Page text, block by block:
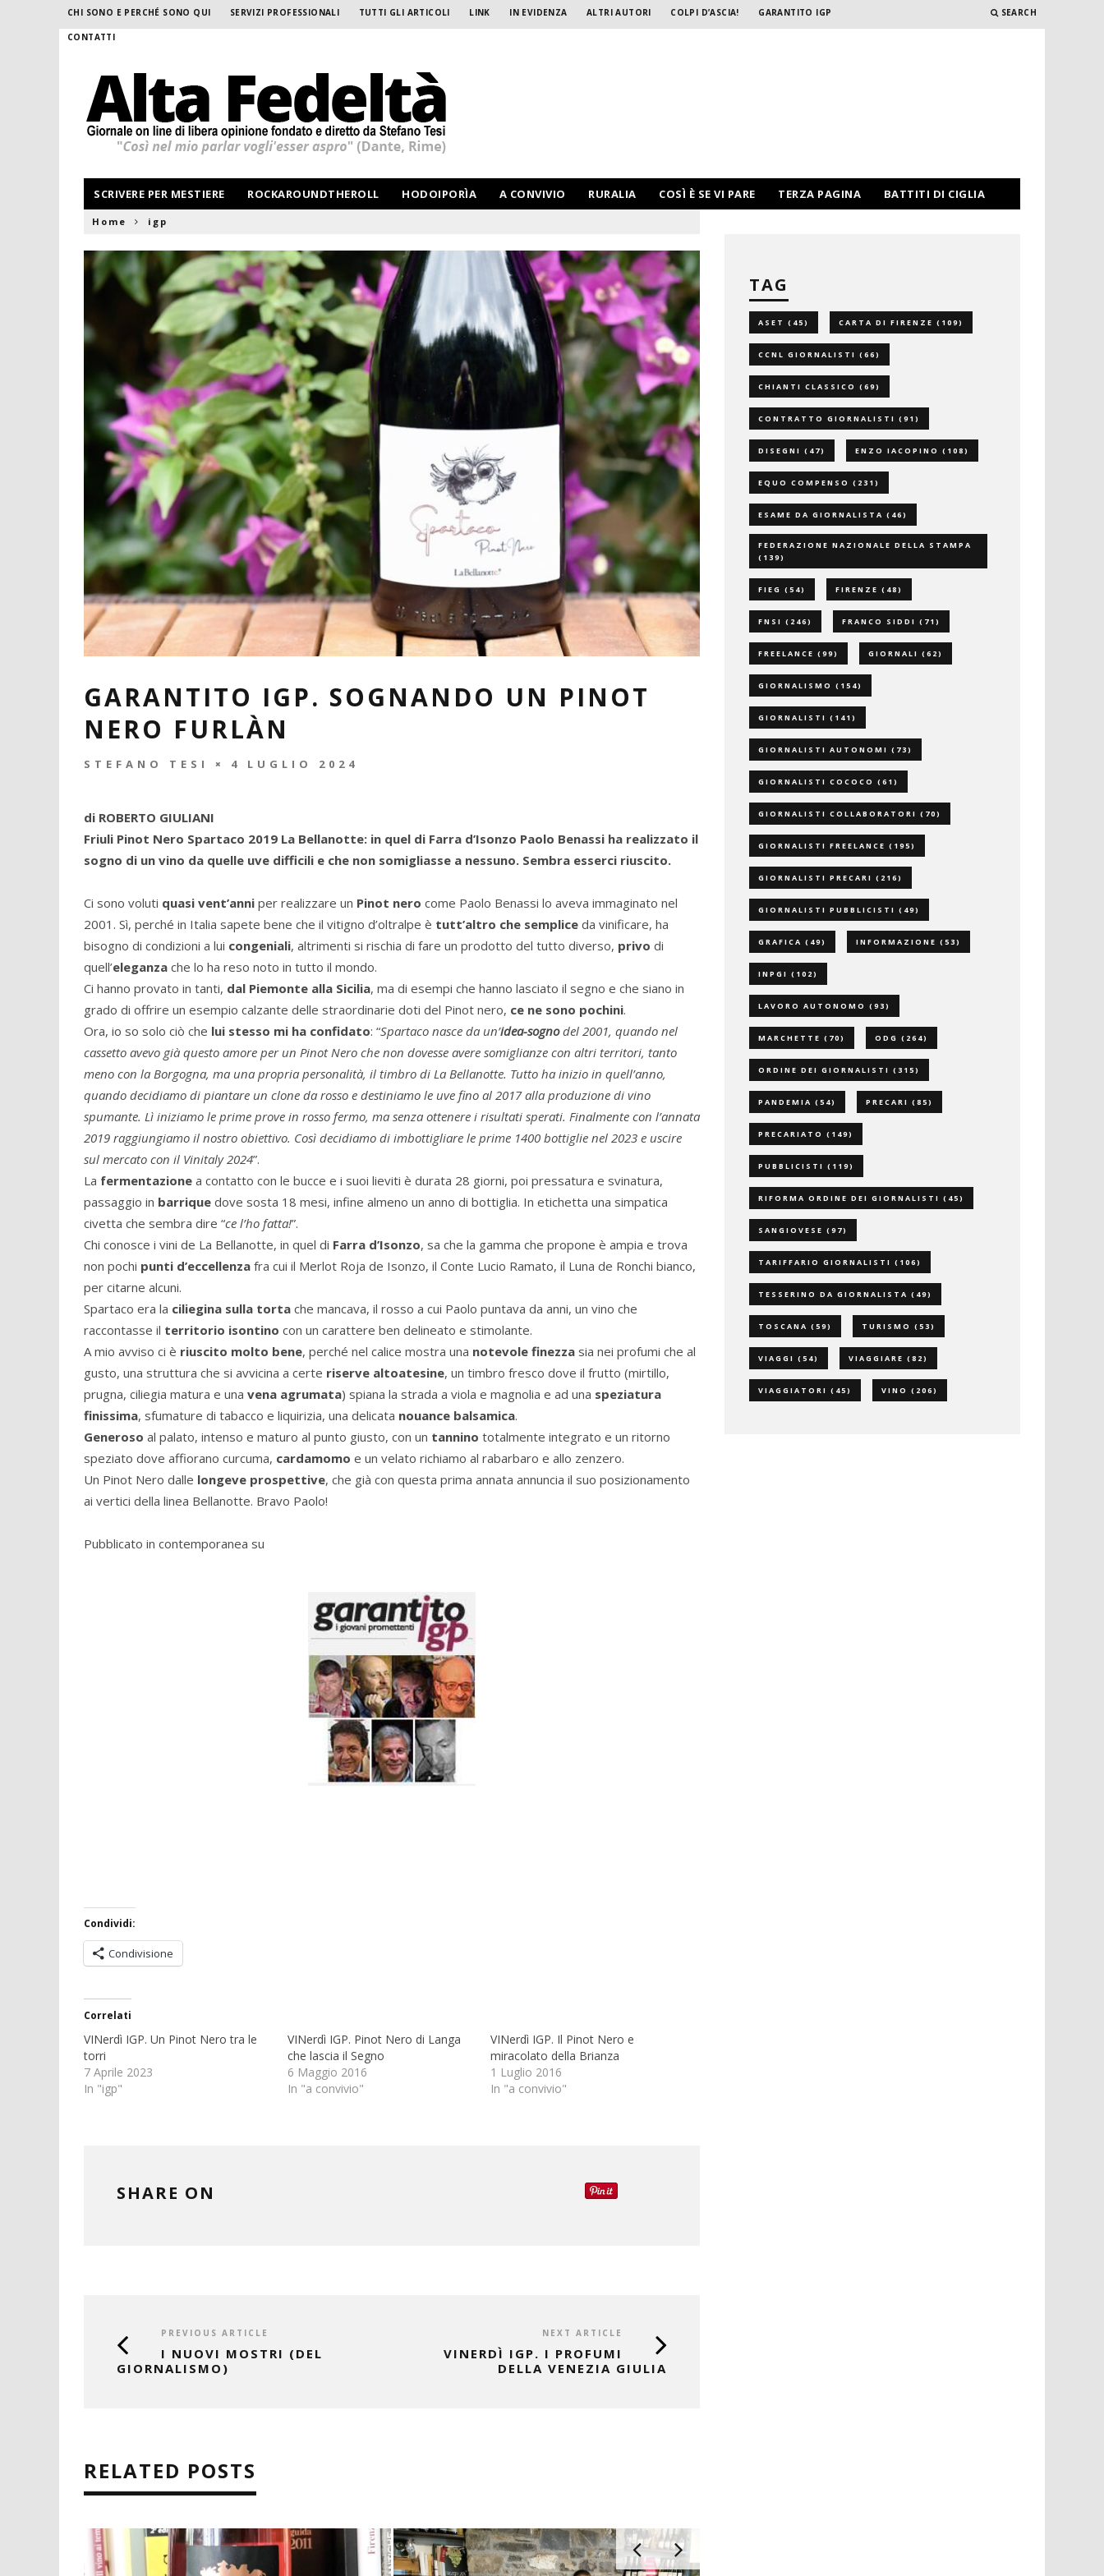
CHI SONO E PERCHÉ SONO QUI SERVIZI PROFESSIONALI TUTTI GLI ARTICOLI LINK IN EVIDENZA ALTRI AUTORI COLPI D’ASCIA! GARANTITO IGP
CONTATTI
SEARCH
SCRIVERE PER MESTIERE ROCKAROUNDTHEROLL HODOIPORÌA A CONVIVIO RURALIA COSÌ È SE VI PARE TERZA PAGINA BATTITI DI CIGLIA
Home igp
GARANTITO IGP. SOGNANDO UN PINOT
NERO FURLÀN
STEFANO TESI 4 LUGLIO 2024
di ROBERTO GIULIANI
Friuli Pinot Nero Spartaco 2019 La Bellanotte: in quel di Farra d’Isonzo Paolo Benassi ha realizzato il
sogno di un vino da quelle uve difficili e che non somigliasse a nessuno. Sembra esserci riuscito.
Ci sono voluti quasi vent’anni per realizzare un Pinot nero come Paolo Benassi lo aveva immaginato nel
2001. Sì, perché in Italia sapete bene che il vitigno d’oltralpe è tutt’altro che semplice da vinificare, ha
bisogno di condizioni a lui congeniali, altrimenti si rischia di fare un prodotto del tutto diverso, privo di
quell’eleganza che lo ha reso noto in tutto il mondo.
Ci hanno provato in tanti, dal Piemonte alla Sicilia, ma di esempi che hanno lasciato il segno e che siano in
grado di offrire un esempio calzante delle straordinarie doti del Pinot nero, ce ne sono pochini.
Ora, io so solo ciò che lui stesso mi ha confidato: “Spartaco nasce da un’idea-sognodel 2001, quando nel
cassetto avevo già questo amore per un Pinot Nero che non dovesse avere somiglianze con altri territori, tanto
meno con la Borgogna, ma una propria personalità, il timbro di La Bellanotte. Tutto ha inizio in quell’anno,
quando decidiamo di piantare un clone da rosso e destiniamo le uve fino al 2017 alla produzione di vino
spumante. Lì iniziamo le prime prove in rosso fermo, ma senza ottenere i risultati sperati. Finalmente con l’annata
2019 raggiungiamo il nostro obiettivo. Così decidiamo di imbottigliare le prime 1400 bottiglie nel 2023 e uscire
sul mercato con il Vinitaly 2024”.
La fermentazione a contatto con le bucce e i suoi lieviti è durata 28 giorni, poi pressatura e svinatura,
passaggio in barrique dove sosta 18 mesi, infine almeno un anno di bottiglia. In etichetta una simpatica
civetta che sembra dire “ce l’ho fatta!”.
Chi conosce i vini de La Bellanotte, in quel di Farra d’Isonzo, sa che la gamma che propone è ampia e trova
non pochi punti d’eccellenza fra cui il Merlot Roja de Isonzo, il Conte Lucio Ramato, il Luna de Ronchi bianco,
per citarne alcuni.
Spartaco era la ciliegina sulla torta che mancava, il rosso a cui Paolo puntava da anni, un vino che
raccontasse il territorio isontino con un carattere ben delineato e stimolante.
A mio avviso ci è riuscito molto bene, perché nel calice mostra una notevole finezza sia nei profumi che al
gusto, una struttura che si avvicina a certe riserve altoatesine, un timbro fresco dove il frutto (mirtillo,
prugna, ciliegia matura e una vena agrumata) spiana la strada a viola e magnolia e ad una speziatura
finissima, sfumature di tabacco e liquirizia, una delicata nouance balsamica.
Generoso al palato, intenso e maturo al punto giusto, con un tannino totalmente integrato e un ritorno
speziato dove affiorano curcuma, cardamomo e un velato richiamo al rabarbaro e allo zenzero.
Un Pinot Nero dalle longeve prospettive, che già con questa prima annata annuncia il suo posizionamento
ai vertici della linea Bellanotte. Bravo Paolo!
Pubblicato in contemporanea su
Condividi:
Condivisione
Correlati
VINerdì IGP. Un Pinot Nero tra le
torri
7 Aprile 2023
In "igp"
VINerdì IGP. Pinot Nero di Langa
che lascia il Segno
6 Maggio 2016
In "a convivio"
VINerdì IGP. Il Pinot Nero e
miracolato della Brianza
1 Luglio 2016
In "a convivio"
SHARE ON
PREVIOUS ARTICLE
I NUOVI MOSTRI (DEL
GIORNALISMO)
NEXT ARTICLE
VINERDÌ IGP. I PROFUMI
DELLA VENEZIA GIULIA
RELATED POSTS
TAG
ASET (45) CARTA DI FIRENZE (109)
CCNL GIORNALISTI (66)
CHIANTI CLASSICO (69)
CONTRATTO GIORNALISTI (91)
DISEGNI (47) ENZO IACOPINO (108)
EQUO COMPENSO (231)
ESAME DA GIORNALISTA (46)
FEDERAZIONE NAZIONALE DELLA STAMPA
(139)
FIEG (54) FIRENZE (48)
FNSI (246) FRANCO SIDDI (71)
FREELANCE (99) GIORNALI (62)
GIORNALISMO (154)
GIORNALISTI (141)
GIORNALISTI AUTONOMI (73)
GIORNALISTI COCOCO (61)
GIORNALISTI COLLABORATORI (70)
GIORNALISTI FREELANCE (195)
GIORNALISTI PRECARI (216)
GIORNALISTI PUBBLICISTI (49)
GRAFICA (49) INFORMAZIONE (53)
INPGI (102)
LAVORO AUTONOMO (93)
MARCHETTE (70) ODG (264)
ORDINE DEI GIORNALISTI (315)
PANDEMIA (54) PRECARI (85)
PRECARIATO (149)
PUBBLICISTI (119)
RIFORMA ORDINE DEI GIORNALISTI (45)
SANGIOVESE (97)
TARIFFARIO GIORNALISTI (106)
TESSERINO DA GIORNALISTA (49)
TOSCANA (59) TURISMO (53)
VIAGGI (54) VIAGGIARE (82)
VIAGGIATORI (45) VINO (206)